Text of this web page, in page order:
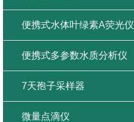
便携式水体叶绿素A荧光仪
便携式多参数水质分析仪
7天孢子采样器
微量点滴仪